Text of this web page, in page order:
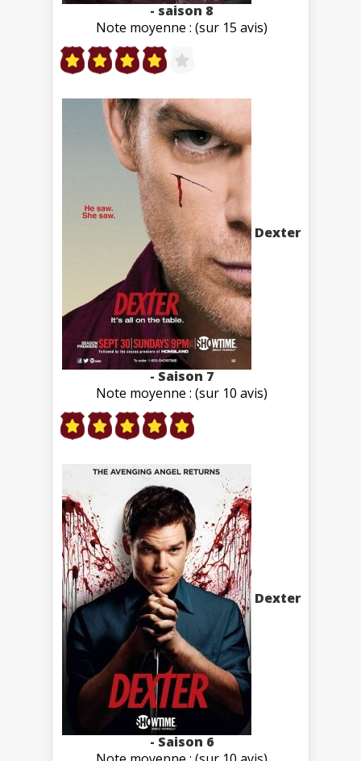
- saison 8
Note moyenne : (sur 15 avis)
Dexter
- Saison 7
Note moyenne : (sur 10 avis)
Dexter
- Saison 6